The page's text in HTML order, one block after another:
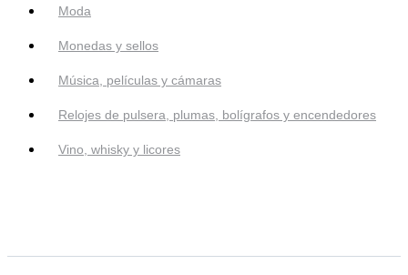
Moda
Monedas y sellos
Música, películas y cámaras
Relojes de pulsera, plumas, bolígrafos y encendedores
Vino, whisky y licores